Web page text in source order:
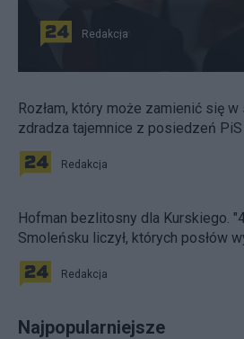
Redakcja
Rozłam, który może zamienić się
zdradza tajemnice z posiedzeń PiS
Redakcja
Hofman bezlitosny dla Kurskiego.
Smoleńsku liczył, których posłów
Redakcja
Najpopularniejsze